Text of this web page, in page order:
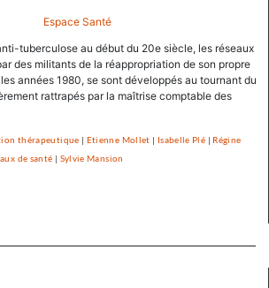
se
ressource
à
Mamirolle
Avoudrey
tuberculose au début du 20e siècle, les réseaux
des militants de la réappropriation de son propre
années 1980, se sont développés au tournant du
rattrapés par la maîtrise comptable des
thérapeutique | Etienne Mollet | Isabelle Plé | Régine
de santé | Sylvie Mansion